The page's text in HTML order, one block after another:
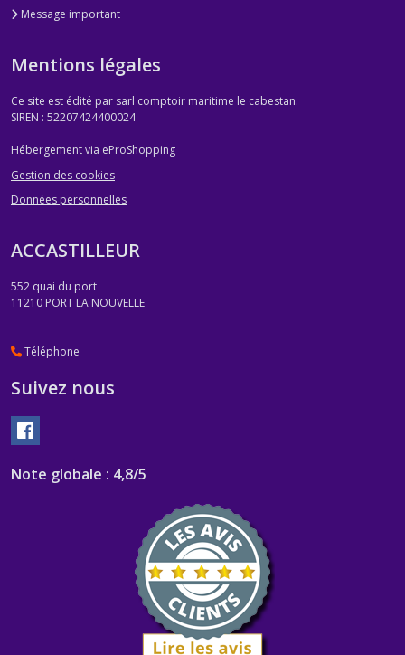
Message important
Mentions légales
Ce site est édité par sarl comptoir maritime le cabestan.
SIREN : 52207424400024
Hébergement via eProShopping
Gestion des cookies
Données personnelles
ACCASTILLEUR
552 quai du port
11210 PORT LA NOUVELLE
Téléphone
Suivez nous
Note globale : 4,8/5